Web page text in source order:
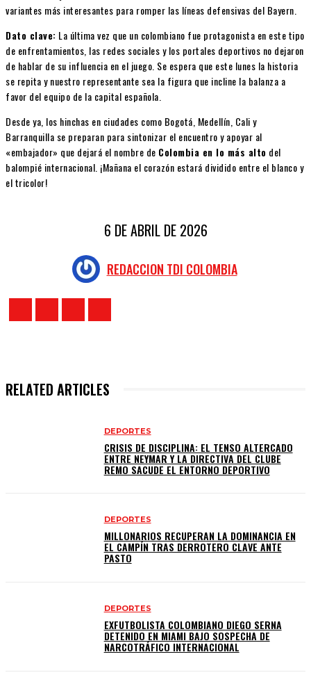
variantes más interesantes para romper las líneas defensivas del Bayern.
Dato clave: La última vez que un colombiano fue protagonista en este tipo
de enfrentamientos, las redes sociales y los portales deportivos no dejaron
de hablar de su influencia en el juego. Se espera que este lunes la historia
se repita y nuestro representante sea la figura que incline la balanza a
favor del equipo de la capital española.
Desde ya, los hinchas en ciudades como Bogotá, Medellín, Cali y
Barranquilla se preparan para sintonizar el encuentro y apoyar al
«embajador» que dejará el nombre de Colombia en lo más alto del
balompié internacional. ¡Mañana el corazón estará dividido entre el blanco y
el tricolor!
6 DE ABRIL DE 2026
REDACCION TDI COLOMBIA
RELATED ARTICLES
DEPORTES
CRISIS DE DISCIPLINA: EL TENSO ALTERCADO
ENTRE NEYMAR Y LA DIRECTIVA DEL CLUBE
REMO SACUDE EL ENTORNO DEPORTIVO
DEPORTES
MILLONARIOS RECUPERAN LA DOMINANCIA EN
EL CAMPÍN TRAS DERROTERO CLAVE ANTE
PASTO
DEPORTES
EXFUTBOLISTA COLOMBIANO DIEGO SERNA
DETENIDO EN MIAMI BAJO SOSPECHA DE
NARCOTRÁFICO INTERNACIONAL